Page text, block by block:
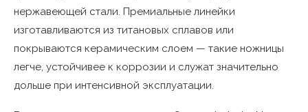
нержавеющей стали. Премиальные линейки
изготавливаются из титановых сплавов или
покрываются керамическим слоем — такие ножницы
легче, устойчивее к коррозии и служат значительно
дольше при интенсивной эксплуатации.